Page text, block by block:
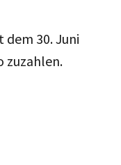
30. Juni
zuzahlen.